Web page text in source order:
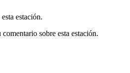
estación.
comentario sobre esta estación.